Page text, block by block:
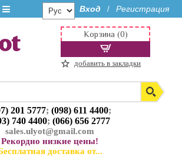
Вход / Регистрация
201 5777;(098) 611 4400;
740 4400;(066) 656 2777
sales.ulyot@gmail.com
Рекордно низкие цены!
доставка от...
Корзина (0)
добавить в закладки